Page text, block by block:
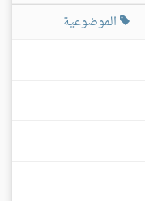
الموضوعية